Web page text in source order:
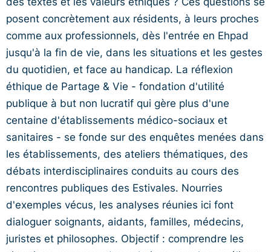
posent concrètement aux résidents, à leurs proches
comme aux professionnels, dès l'entrée en Ehpad
jusqu'à la fin de vie, dans les situations et les gestes
du quotidien, et face au handicap. La réflexion
éthique de Partage & Vie - fondation d'utilité
publique à but non lucratif qui gère plus d'une
centaine d'établissements médico-sociaux et
sanitaires - se fonde sur des enquêtes menées dans
les établissements, des ateliers thématiques, des
débats interdisciplinaires conduits au cours des
rencontres publiques des Estivales. Nourries
d'exemples vécus, les analyses réunies ici font
dialoguer soignants, aidants, familles, médecins,
juristes et philosophes. Objectif : comprendre les